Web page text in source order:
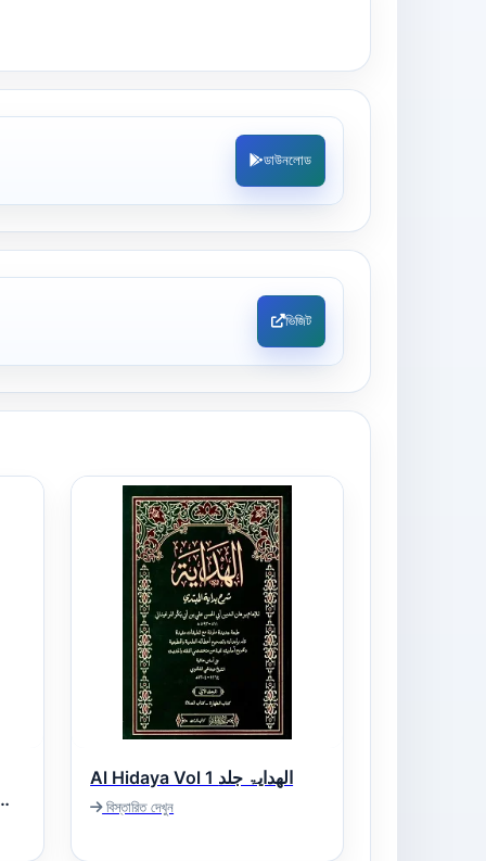
ডাউনলোড
ভিজিট
Al Hidaya Vol 1 الھدایۃ جلد
বিস্তারিত দেখুন